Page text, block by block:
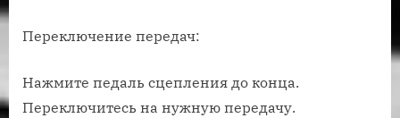
Переключение передач:
Нажмите педаль сцепления до конца.
Переключитесь на нужную передачу.